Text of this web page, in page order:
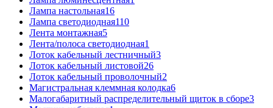
Лампа настольная16
Лампа светодиодная110
Лента монтажная5
Лента/полоса светодиодная1
Лоток кабельный лестничный3
Лоток кабельный листовой26
Лоток кабельный проволочный2
Магистральная клеммная колодка6
Малогабаритный распределительный щиток в сборе3